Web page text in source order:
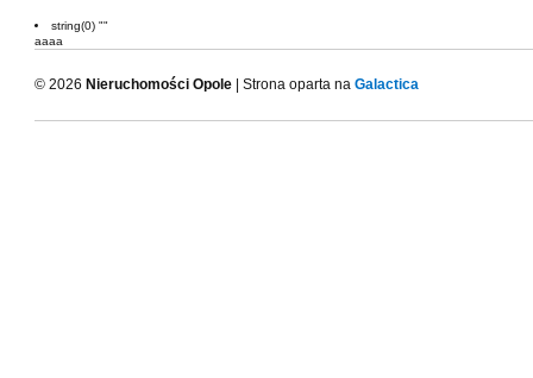
string(0) ""
aaaa
© 2026 Nieruchomości Opole | Strona oparta na Galactica